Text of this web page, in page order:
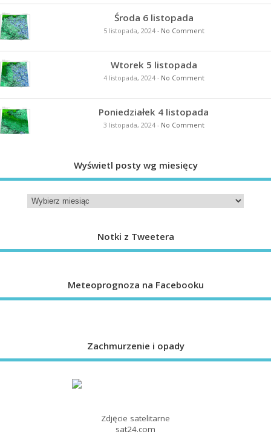
Środa 6 listopada
5 listopada, 2024- No Comment
Wtorek 5 listopada
4 listopada, 2024- No Comment
Poniedziałek 4 listopada
3 listopada, 2024- No Comment
Wyświetl posty wg miesięcy
Notki z Tweetera
Meteoprognoza na Facebooku
Zachmurzenie i opady
Zdjęcie satelitarne
sat24.com